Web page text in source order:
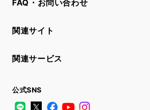
FAQ・お問い合わせ
関連サイト
関連サービス
公式SNS
LINE
X FacebookYouTube